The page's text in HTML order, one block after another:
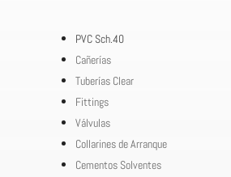
PVC Sch.40
Cañerías
Tuberías Clear
Fittings
Válvulas
Collarines de Arranque
Cementos Solventes